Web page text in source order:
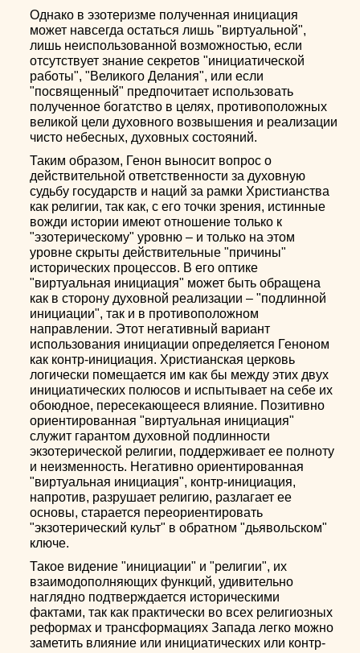
Однако в эзотеризме полученная инициация
может навсегда остаться лишь "виртуальной",
лишь неиспользованной возможностью, если
отсутствует знание секретов "инициатической
работы", "Великого Делания", или если
"посвященный" предпочитает использовать
полученное богатство в целях, противоположных
великой цели духовного возвышения и реализации
чисто небесных, духовных состояний.
Таким образом, Генон выносит вопрос о
действительной ответственности за духовную
судьбу государств и наций за рамки Христианства
как религии, так как, с его точки зрения, истинные
вожди истории имеют отношение только к
"эзотерическому" уровню – и только на этом
уровне скрыты действительные "причины"
исторических процессов. В его оптике
"виртуальная инициация" может быть обращена
как в сторону духовной реализации – "подлинной
инициации", так и в противоположном
направлении. Этот негативный вариант
использования инициации определяется Геноном
как контр-инициация. Христианская церковь
логически помещается им как бы между этих двух
инициатических полюсов и испытывает на себе их
обоюдное, пересекающееся влияние. Позитивно
ориентированная "виртуальная инициация"
служит гарантом духовной подлинности
экзотерической религии, поддерживает ее полноту
и неизменность. Негативно ориентированная
"виртуальная инициация", контр-инициация,
напротив, разрушает религию, разлагает ее
основы, старается переориентировать
"экзотерический культ" в обратном "дьявольском"
ключе.
Такое видение "инициации" и "религии", их
взаимодополняющих функций, удивительно
наглядно подтверждается историческими
фактами, так как практически во всех религиозных
реформах и трансформациях Запада легко можно
заметить влияние или инициатических или контр-